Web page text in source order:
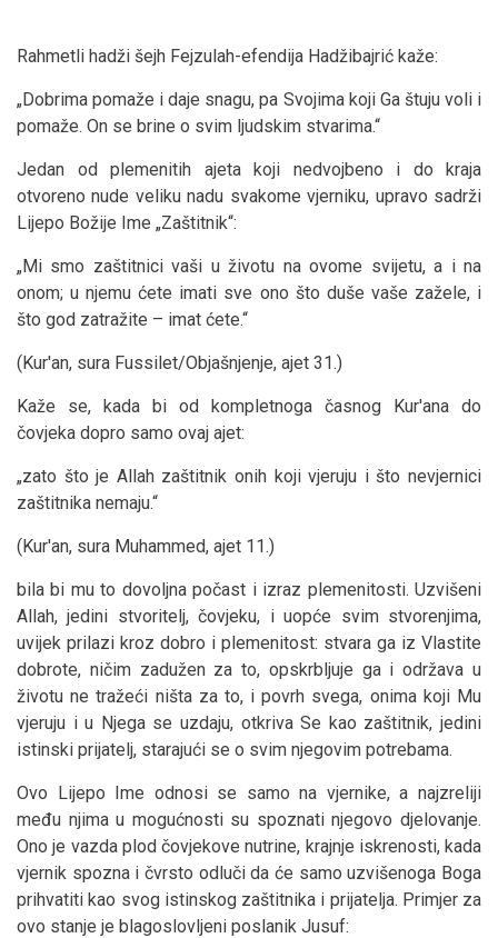
Rahmetli hadži šejh Fejzulah-efendija Hadžibajrić kaže:
„Dobrima pomaže i daje snagu, pa Svojima koji Ga štuju voli i
pomaže. On se brine o svim ljudskim stvarima.“
Jedan od plemenitih ajeta koji nedvojbeno i do kraja
otvoreno nude veliku nadu svakome vjerniku, upravo sadrži
Lijepo Božije Ime „Zaštitnik“:
„Mi smo zaštitnici vaši u životu na ovome svijetu, a i na
onom; u njemu ćete imati sve ono što duše vaše zažele, i
što god zatražite – imat ćete.“
(Kur'an, sura Fussilet/Objašnjenje, ajet 31.)
Kaže se, kada bi od kompletnoga časnog Kur'ana do
čovjeka dopro samo ovaj ajet:
„zato što je Allah zaštitnik onih koji vjeruju i što nevjernici
zaštitnika nemaju.“
(Kur'an, sura Muhammed, ajet 11.)
bila bi mu to dovoljna počast i izraz plemenitosti. Uzvišeni
Allah, jedini stvoritelj, čovjeku, i uopće svim stvorenjima,
uvijek prilazi kroz dobro i plemenitost: stvara ga iz Vlastite
dobrote, ničim zadužen za to, opskrbljuje ga i održava u
životu ne tražeći ništa za to, i povrh svega, onima koji Mu
vjeruju i u Njega se uzdaju, otkriva Se kao zaštitnik, jedini
istinski prijatelj, starajući se o svim njegovim potrebama.
Ovo Lijepo Ime odnosi se samo na vjernike, a najzreliji
među njima u mogućnosti su spoznati njegovo djelovanje.
Ono je vazda plod čovjekove nutrine, krajnje iskrenosti, kada
vjernik spozna i čvrsto odluči da će samo uzvišenoga Boga
prihvatiti kao svog istinskog zaštitnika i prijatelja. Primjer za
ovo stanje je blagoslovljeni poslanik Jusuf: